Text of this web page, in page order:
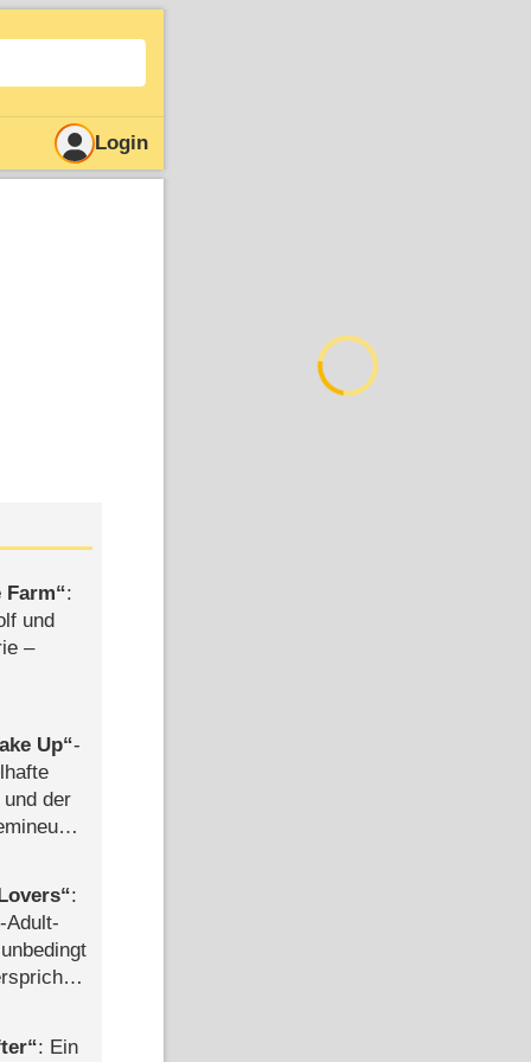
Login
Farm :
und
–
Up -
der
:
Adult-
–
: Ein